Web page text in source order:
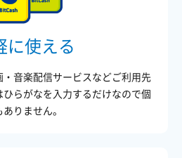
に使える
音楽配信サービスなどご利用先
らがなを入力するだけなので個
りません。